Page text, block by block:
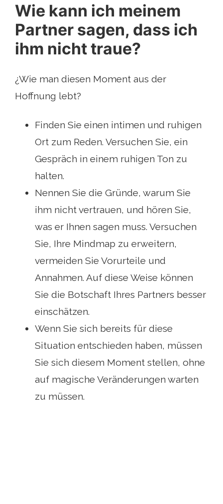
Wie kann ich meinem
Partner sagen, dass ich
ihm nicht traue?
¿Wie man diesen Moment aus der
Hoffnung lebt?
Finden Sie einen intimen und ruhigen
Ort zum Reden. Versuchen Sie, ein
Gespräch in einem ruhigen Ton zu
halten.
Nennen Sie die Gründe, warum Sie
ihm nicht vertrauen, und hören Sie,
was er Ihnen sagen muss. Versuchen
Sie, Ihre Mindmap zu erweitern,
vermeiden Sie Vorurteile und
Annahmen. Auf diese Weise können
Sie die Botschaft Ihres Partners besser
einschätzen.
Wenn Sie sich bereits für diese
Situation entschieden haben, müssen
Sie sich diesem Moment stellen, ohne
auf magische Veränderungen warten
zu müssen.